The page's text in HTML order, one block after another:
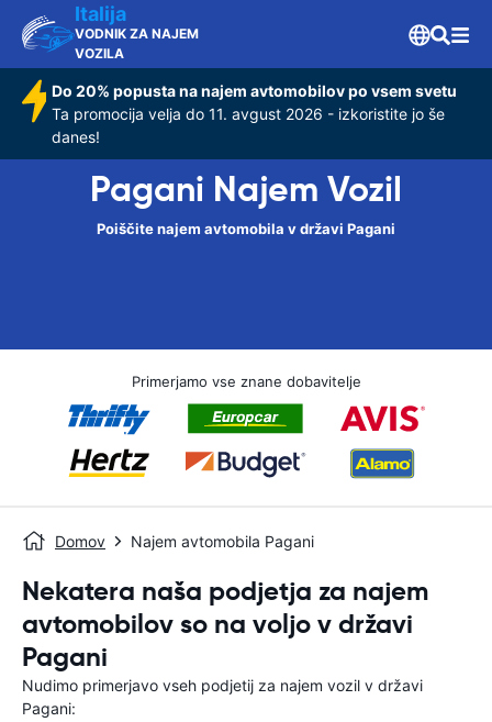
Italija
VODNIK ZA NAJEM
VOZILA
Do 20% popusta na najem avtomobilov po vsem svetu
Ta promocija velja do 11. avgust 2026 - izkoristite jo še
danes!
Pagani Najem Vozil
Poiščite najem avtomobila v državi Pagani
Primerjamo vse znane dobavitelje
Domov Najem avtomobila Pagani
Nekatera naša podjetja za najem
avtomobilov so na voljo v državi
Pagani
Nudimo primerjavo vseh podjetij za najem vozil v državi
Pagani: